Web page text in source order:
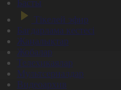
Басты
Тікелей эфир
Бағдарлама кестесі
Жаңалықтар
Жобалар
Телехикаялар
Мультсериалдар
Видеоархив